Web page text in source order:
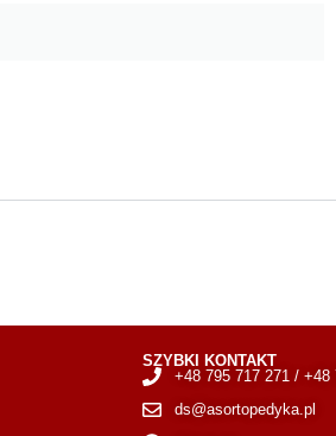
SZYBKI KONTAKT
+48 795 717 271 / +48
ds@asortopedyka.pl